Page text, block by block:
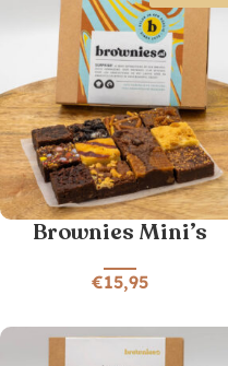
Brownies Mini’s
€15,95